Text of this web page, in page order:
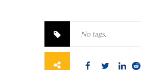
No tags.